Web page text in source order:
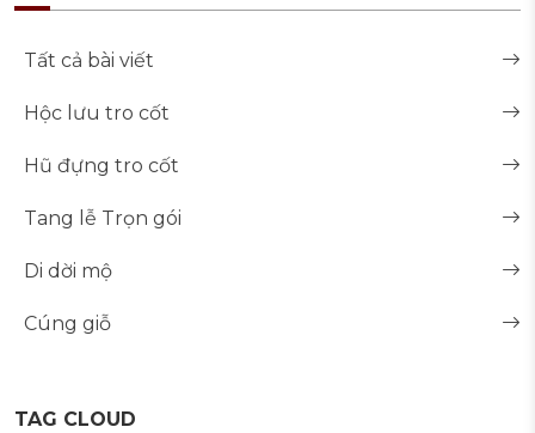
Tất cả bài viết
Hộc lưu tro cốt
Hũ đựng tro cốt
Tang lễ Trọn gói
Di dời mộ
Cúng giỗ
TAG CLOUD